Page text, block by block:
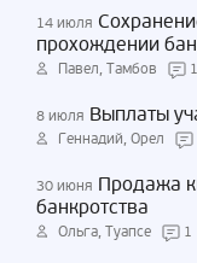
14 июля
прохождении
Павел, Тамбов 1
8 июля Выплаты
Геннадий, Орел
30 июня Продажа
банкротства
Ольга, Туапсе 1